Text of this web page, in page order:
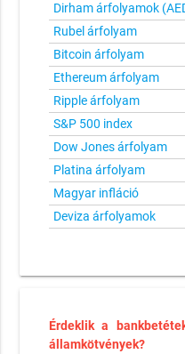
Dirham árfolyamok
Rubel árfolyam
Bitcoin árfolyam
Ethereum árfolyam
Ripple árfolyam
S&P 500 index
Dow Jones árfolyam
Platina árfolyam
Magyar infláció
Deviza árfolyamok
Érdeklik a
államkötvények?